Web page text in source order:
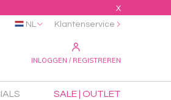
X
INLOGGEN / REGISTREREN
NL Klantenservice
SALE | OUTLET